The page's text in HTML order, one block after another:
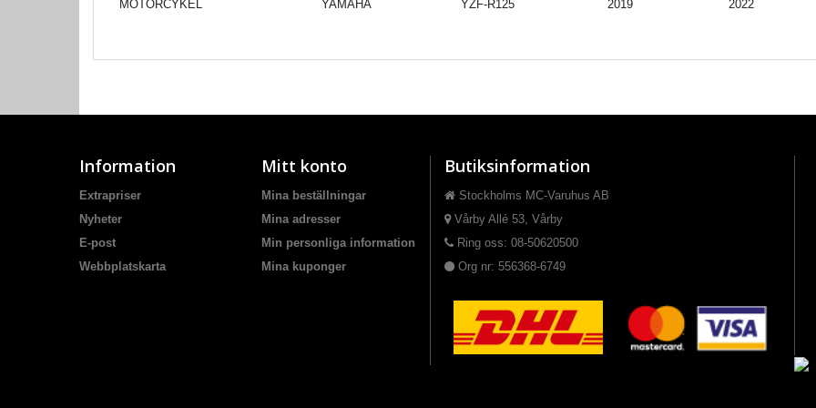
MOTORCYKEL YAMAHA YZF-R125 2019 2022
Information
Extrapriser
Nyheter
E-post
Webbplatskarta
Mitt konto
Mina beställningar
Mina adresser
Min personliga information
Mina kuponger
Butiksinformation
Stockholms MC-Varuhus AB
Vårby Allé 53, Vårby
Ring oss: 08-50620500
Org nr: 556368-6749